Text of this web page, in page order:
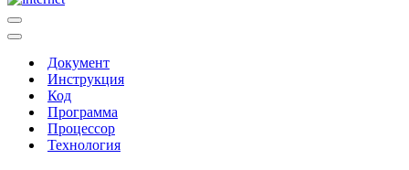
Меню
навигации
Меню
навигацииДокумент
Инструкция
Код
Программа
Процессор
Технология